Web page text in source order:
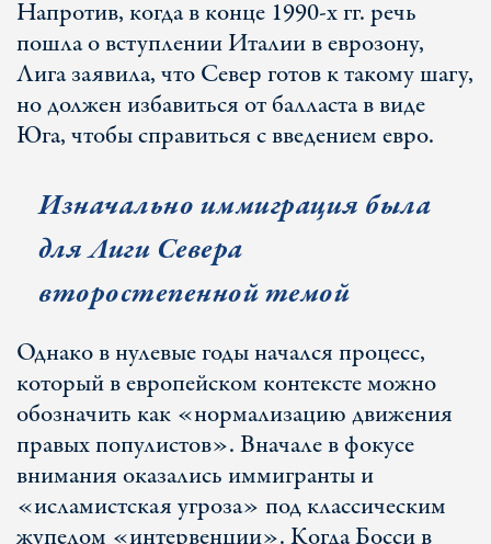
Напротив, когда в конце 1990-х гг. речь
пошла о вступлении Италии в еврозону,
Лига заявила, что Север готов к такому шагу,
но должен избавиться от балласта в виде
Юга, чтобы справиться с введением евро.
Изначально иммиграция была
для Лиги Севера
второстепенной темой
Однако в нулевые годы начался процесс,
который в европейском контексте можно
обозначить как «нормализацию движения
правых популистов». Вначале в фокусе
внимания оказались иммигранты и
«исламистская угроза» под классическим